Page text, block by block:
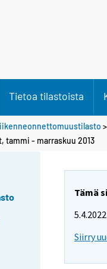
Tietoa tilastoista
>
- marraskuu 2013
Tämä
Siirry